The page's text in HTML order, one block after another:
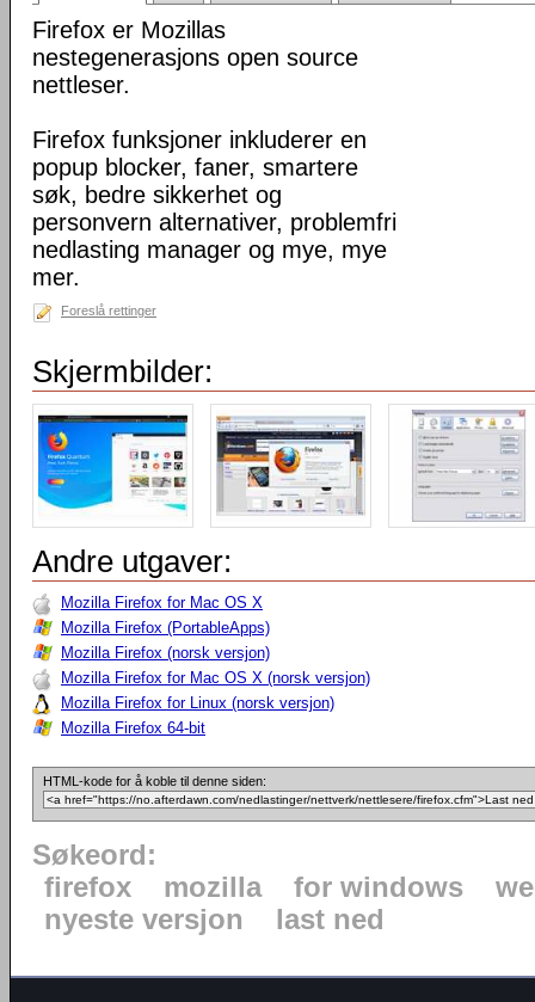
Firefox er Mozillas
nestegenerasjons open source
nettleser.
Firefox funksjoner inkluderer en
popup blocker, faner, smartere
søk, bedre sikkerhet og
personvern alternativer, problemfri
nedlasting manager og mye, mye
mer.
Foreslå rettinger
Skjermbilder:
Andre utgaver:
Mozilla Firefox for Mac OS X
Mozilla Firefox (PortableApps)
Mozilla Firefox (norsk versjon)
Mozilla Firefox for Mac OS X (norsk versjon)
Mozilla Firefox for Linux (norsk versjon)
Mozilla Firefox 64-bit
HTML-kode for å koble til denne siden:
Søkeord:
firefox
mozilla for windows
nyeste versjon
last ned